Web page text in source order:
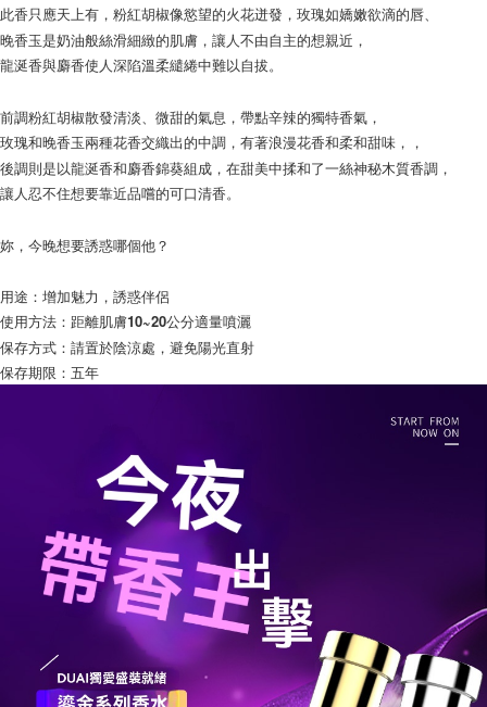
此香只應天上有，粉紅胡椒像慾望的火花迸發，玫瑰如嬌嫩欲滴的唇、
晚香玉是奶油般絲滑細緻的肌膚，讓人不由自主的想親近，
龍涎香與麝香使人深陷溫柔繾綣中難以自拔。
前調粉紅胡椒散發清淡、微甜的氣息，帶點辛辣的獨特香氣，
玫瑰和晚香玉兩種花香交織出的中調，有著浪漫花香和柔和甜味，，
後調則是以龍涎香和麝香錦葵組成，在甜美中揉和了一絲神秘木質香調，
讓人忍不住想要靠近品嚐的可口清香。
妳，今晚想要誘惑哪個他？
用途：增加魅力，誘惑伴侶
使用方法：距離肌膚10~20公分適量噴灑
保存方式：請置於陰涼處，避免陽光直射
保存期限：五年